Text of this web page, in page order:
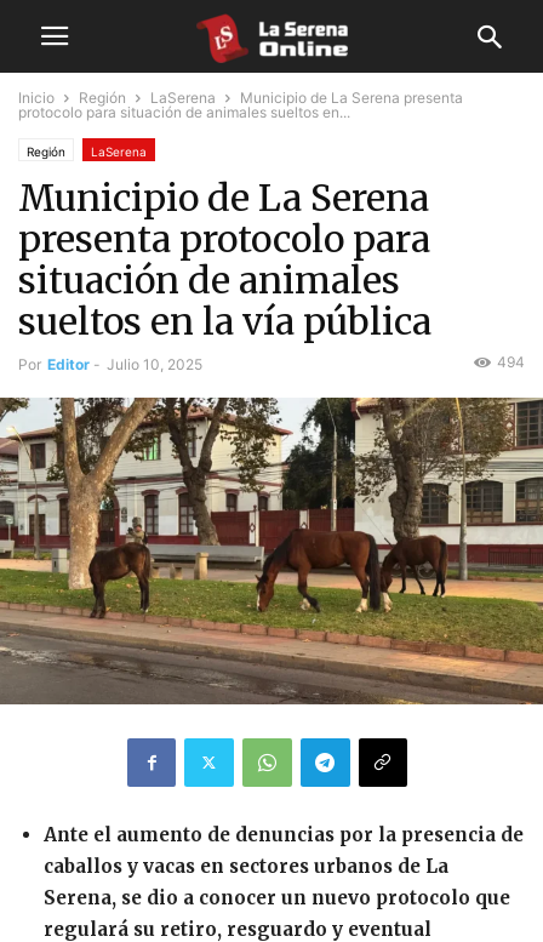
Inicio Región LaSerena
Municipio de La Serena presenta
protocolo para situación de animales sueltos en...
Región LaSerena
Municipio de La Serena
presenta protocolo para
situación de animales
sueltos en la vía pública
Por Editor - Julio 10, 2025 494
Ante el aumento de denuncias por la presencia de
caballos y vacas en sectores urbanos de La
Serena, se dio a conocer un nuevo protocolo que
regulará su retiro, resguardo y eventual